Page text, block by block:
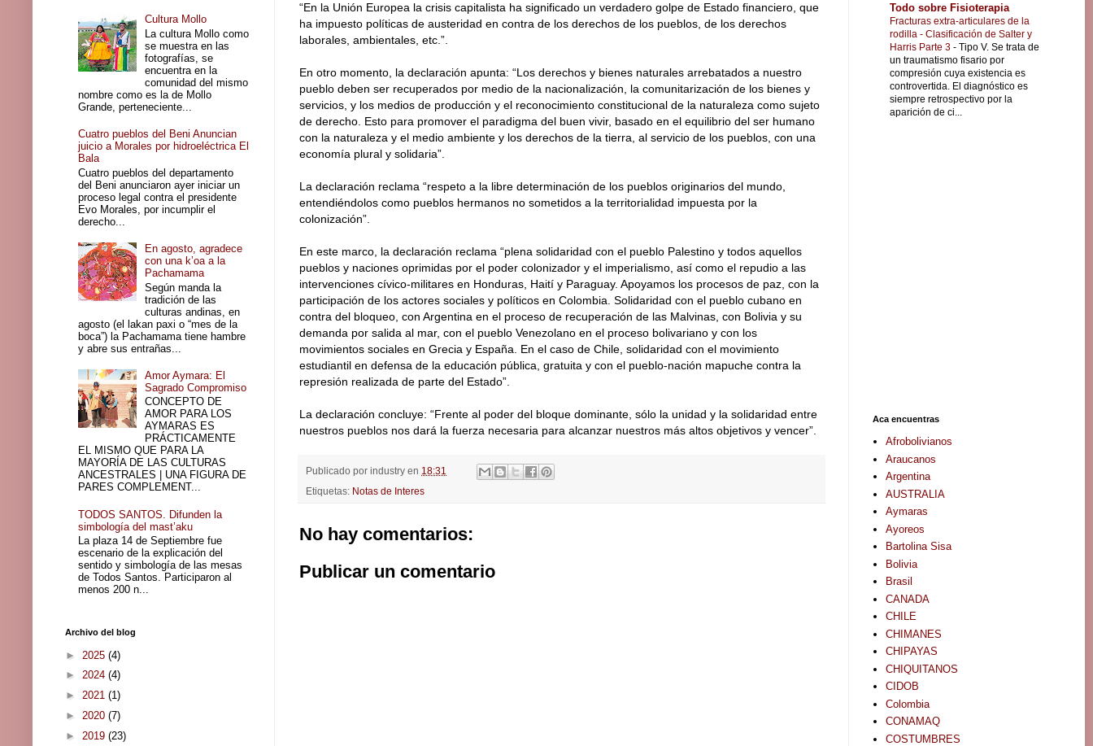
“En la Unión Europea la crisis capitalista ha significado un verdadero golpe de Estado financiero, que
ha impuesto políticas de austeridad en contra de los derechos de los pueblos, de los derechos
laborales, ambientales, etc.”.
En otro momento, la declaración apunta: “Los derechos y bienes naturales arrebatados a nuestro
pueblo deben ser recuperados por medio de la nacionalización, la comunitarización de los bienes y
servicios, y los medios de producción y el reconocimiento constitucional de la naturaleza como sujeto
de derecho. Esto para promover el paradigma del buen vivir, basado en el equilibrio del ser humano
con la naturaleza y el medio ambiente y los derechos de la tierra, al servicio de los pueblos, con una
economía plural y solidaria”.
La declaración reclama “respeto a la libre determinación de los pueblos originarios del mundo,
entendiéndolos como pueblos hermanos no sometidos a la territorialidad impuesta por la
colonización”.
En este marco, la declaración reclama “plena solidaridad con el pueblo Palestino y todos aquellos
pueblos y naciones oprimidas por el poder colonizador y el imperialismo, así como el repudio a las
intervenciones cívico-militares en Honduras, Haití y Paraguay. Apoyamos los procesos de paz, con la
participación de los actores sociales y políticos en Colombia. Solidaridad con el pueblo cubano en
contra del bloqueo, con Argentina en el proceso de recuperación de las Malvinas, con Bolivia y su
demanda por salida al mar, con el pueblo Venezolano en el proceso bolivariano y con los
movimientos sociales en Grecia y España. En el caso de Chile, solidaridad con el movimiento
estudiantil en defensa de la educación pública, gratuita y con el pueblo-nación mapuche contra la
represión realizada de parte del Estado”.
La declaración concluye: “Frente al poder del bloque dominante, sólo la unidad y la solidaridad entre
nuestros pueblos nos dará la fuerza necesaria para alcanzar nuestros más altos objetivos y vencer”.
Publicado por industry en 18:31
Etiquetas: Notas de Interes
No hay comentarios:
Publicar un comentario
Cultura Mollo
La cultura Mollo como
se muestra en las
fotografías, se
encuentra en la
comunidad del mismo
nombre como es la de Mollo
Grande, perteneciente...
Cuatro pueblos del Beni Anuncian
juicio a Morales por hidroeléctrica El
Bala
Cuatro pueblos del departamento
del Beni anunciaron ayer iniciar un
proceso legal contra el presidente
Evo Morales, por incumplir el
derecho...
En agosto, agradece
con una k’oa a la
Pachamama
Según manda la
tradición de las
culturas andinas, en
agosto (el lakan paxi o “mes de la
boca”) la Pachamama tiene hambre
y abre sus entrañas...
Amor Aymara: El
Sagrado Compromiso
CONCEPTO DE
AMOR PARA LOS
AYMARAS ES
PRÁCTICAMENTE
EL MISMO QUE PARA LA
MAYORÍA DE LAS CULTURAS
ANCESTRALES | UNA FIGURA DE
PARES COMPLEMENT...
TODOS SANTOS. Difunden la
simbología del mast’aku
La plaza 14 de Septiembre fue
escenario de la explicación del
sentido y simbología de las mesas
de Todos Santos. Participaron al
menos 200 n...
Archivo del blog
► 2025 (4)
► 2024 (4)
► 2021 (1)
► 2020 (7)
► 2019 (23)
Todo sobre Fisioterapia
Fracturas extra-articulares de la
rodilla - Clasificación de Salter y
Harris Parte 3 - Tipo V. Se trata de
un traumatismo fisario por
compresión cuya existencia es
controvertida. El diagnóstico es
siempre retrospectivo por la
aparición de ci...
Aca encuentras
Afrobolivianos
Araucanos
Argentina
AUSTRALIA
Aymaras
Ayoreos
Bartolina Sisa
Bolivia
Brasil
CANADA
CHILE
CHIMANES
CHIPAYAS
CHIQUITANOS
CIDOB
Colombia
CONAMAQ
COSTUMBRES